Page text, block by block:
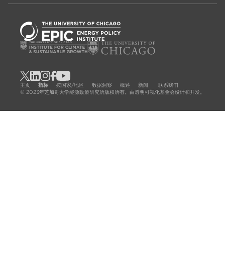
主页 指标 按国家/地区 数据洞察 概述 新闻
联系我们
© 2023年芝加哥大学能源政策研究所版权所有。由透明可视化基金会设计和开发。